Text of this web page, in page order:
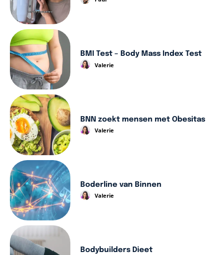
BMI Test – Body Mass Index Test
Valerie
BNN zoekt mensen met Obesitas
Valerie
Boderline van Binnen
Valerie
Bodybuilders Dieet